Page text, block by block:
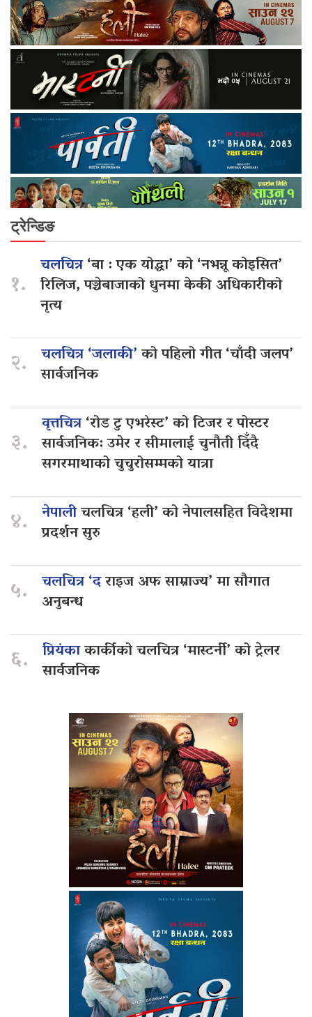
ट्रेन्डिङ
१.
चलचित्र‘बा : एक योद्धा’ को ‘नभन्नू कोइसित’
रिलिज, पञ्चेबाजाको धुनमा केकी अधिकारीको
नृत्य
२. चलचित्र ‘जलाकी’को पहिलो गीत ‘चाँदी जलप’
सार्वजनिक
३.
वृत्तचित्र‘रोड टु एभरेस्ट’ को टिजर र पोस्टर
सार्वजनिक: उमेर र सीमालाई चुनौती दिँदै
सगरमाथाको चुचुरोसम्मको यात्रा
४. नेपालीचलचित्र ‘हली’ को नेपालसहित विदेशमा
प्रदर्शन सुरु
५. चलचित्र ‘दराइज अफ साम्राज्य’ मा सौगात
अनुबन्ध
६. प्रियंकाकार्कीको चलचित्र ‘मास्टर्नी’ को ट्रेलर
सार्वजनिक